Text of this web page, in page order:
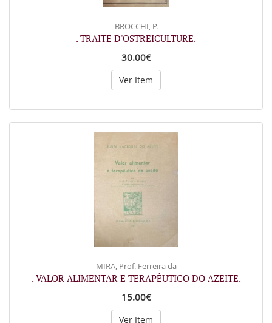
BROCCHI, P.
. TRAITE D'OSTREICULTURE.
30.00€
Ver Item
MIRA, Prof. Ferreira da
. VALOR ALIMENTAR E TERAPÊUTICO DO AZEITE.
15.00€
Ver Item